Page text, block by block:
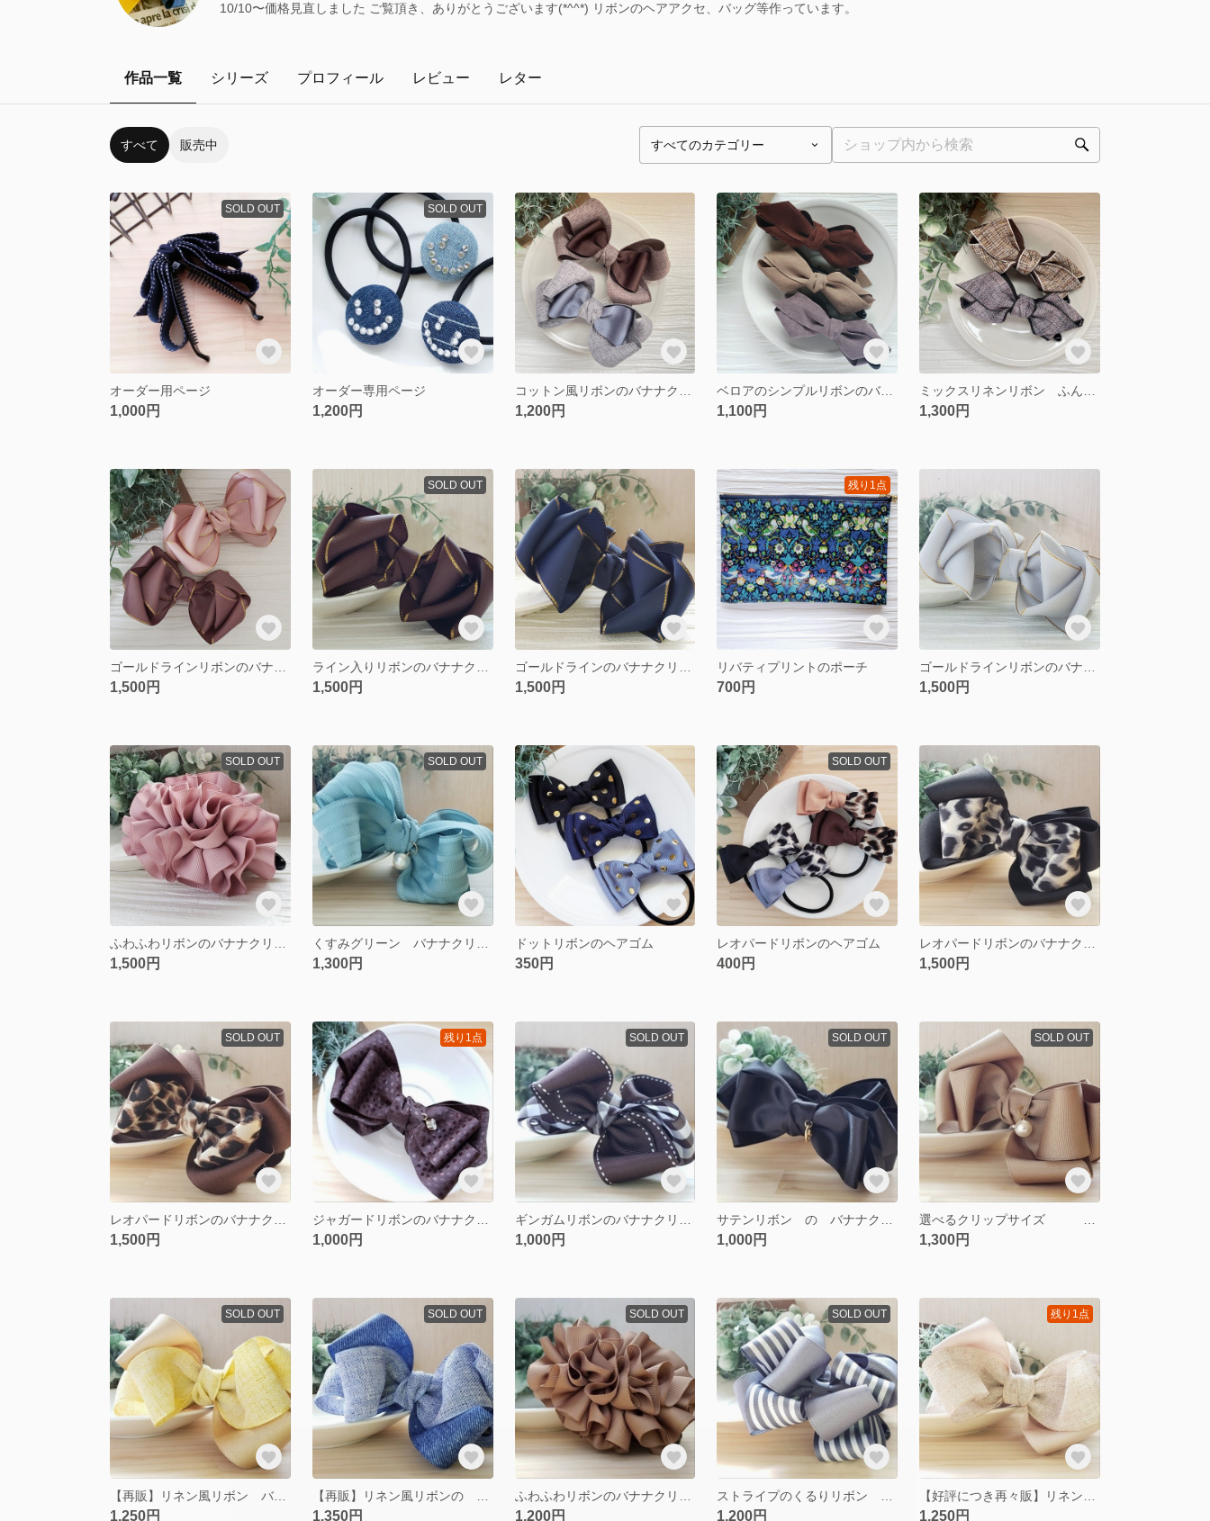
10/10〜価格見直しました ご覧頂き、ありがとうございます(*^^*) リボンのヘアアクセ、バッグ等作っています。
作品一覧 シリーズ プロフィール レビュー レター
すべて 販売中
SOLD OUT
オーダー用ページ
1,000円
SOLD OUT
オーダー専用ページ
1,200円 1,200円
ベロアのシンプルリボンのバナナクリップ
1,100円 1,300円
1,500円
SOLD OUT
1,500円 1,500円
残り1点
リバティプリントのポーチ
700円 1,500円
SOLD OUT
1,500円
SOLD OUT
1,300円
ドットリボンのヘアゴム
350円
SOLD OUT
レオパードリボンのヘアゴム
400円 1,500円
SOLD OUT
1,500円
残り1点
1,000円
SOLD OUT
1,000円
SOLD OUT
1,000円
SOLD OUT
1,300円
SOLD OUT
【再販】リネン風リボン バナナクリップ イエロー
1,250円
SOLD OUT
1,350円
SOLD OUT
1,200円
SOLD OUT
1,200円
残り1点
1,250円